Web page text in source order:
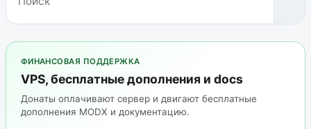
ФИНАНСОВАЯ ПОДДЕРЖКА
VPS, бесплатные дополнения и docs
Донаты оплачивают сервер и двигают бесплатные
дополнения MODX и документацию.